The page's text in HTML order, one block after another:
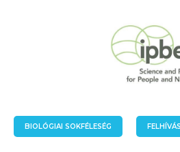
BIOLÓGIAI SOKFÉLESÉG FELHÍVÁS